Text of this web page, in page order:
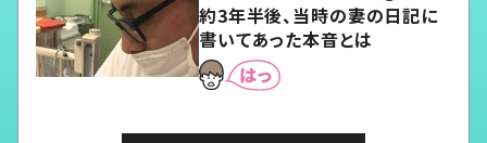
約3年半後、当時の妻の日記に
書いてあった本音とは